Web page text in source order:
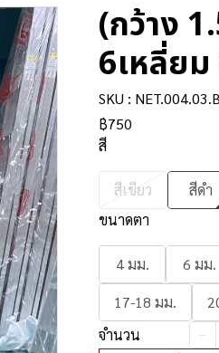
(กว้าง
6เหลี่ย
SKU :
฿750
สี
สีเขียว
สีดำ
ขนาดตา
4 มม. 6 มม.
17-18 มม.
จำนวน